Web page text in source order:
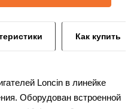
Как купить
Loncin в линейке
Оборудован встроенной